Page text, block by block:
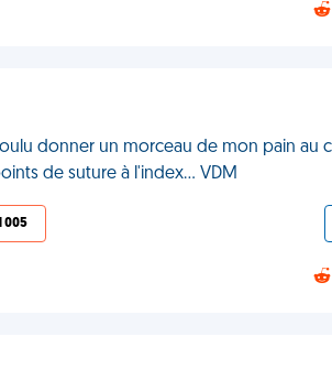
donner un morceau de mon pain au
de suture à l'index... VDM
005